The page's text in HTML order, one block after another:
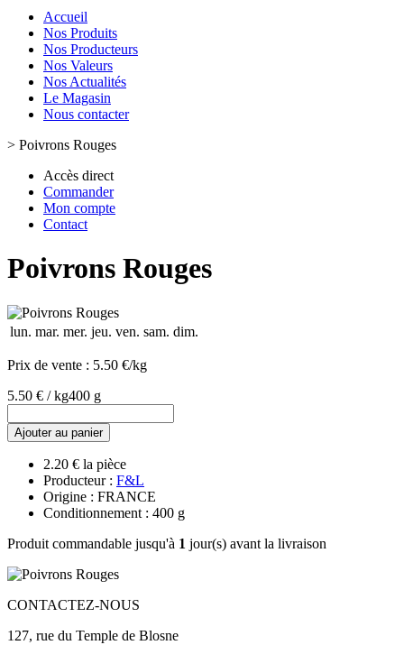
Accueil
Nos Produits
Nos Producteurs
Nos Valeurs
Nos Actualités
Le Magasin
Nous contacter
> Poivrons Rouges
Accès direct
Commander
Mon compte
Contact
Poivrons Rouges
lun. mar. mer. jeu. ven. sam. dim.
Prix de vente : 5.50 €/kg
5.50 € / kg400 g
Ajouter au panier
2.20 € la pièce
Producteur : F&L
Origine : FRANCE
Conditionnement : 400 g
Produit commandable jusqu'à 1 jour(s) avant la livraison
CONTACTEZ-NOUS
127, rue du Temple de Blosne